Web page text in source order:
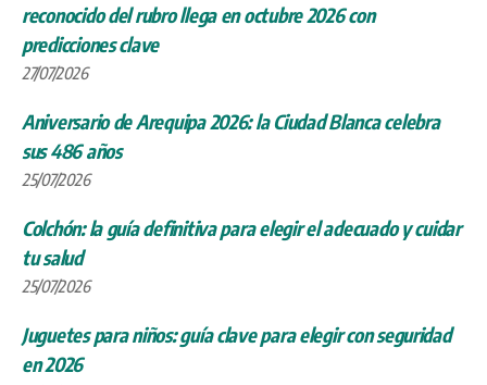
reconocido del rubro llega en octubre 2026 con
predicciones clave
27/07/2026
Aniversario de Arequipa 2026: la Ciudad Blanca celebra
sus 486 años
25/07/2026
Colchón: la guía definitiva para elegir el adecuado y cuidar
tu salud
25/07/2026
Juguetes para niños: guía clave para elegir con seguridad
en 2026